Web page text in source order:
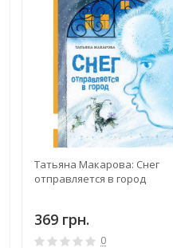
Татьяна Макарова: Снег
отправляется в город
369 грн.
0